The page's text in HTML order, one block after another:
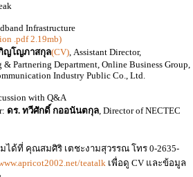
Infrastructure
.pdf 2.19mb)
ญโญภาสกุล(CV), Assistant Director,
Partnering Department, Online Business Group,
Industry Public Co., Ltd.
with Q&A
ดร. ทวีศักดิ์ กออนันตกุล, Director of NECTEC
ได้ที่ คุณสมศิริ เตชะงามสุวรรณ โทร 0-2635-
teatalk เพื่อดู CV และข้อมูล